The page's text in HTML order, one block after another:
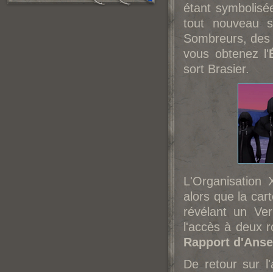
étant
tout nouveau
Sombreurs,
vous obtenez l'
sort Brasier.
alors que la
révélant un
l'accès à deux
Rapport
De retour sur